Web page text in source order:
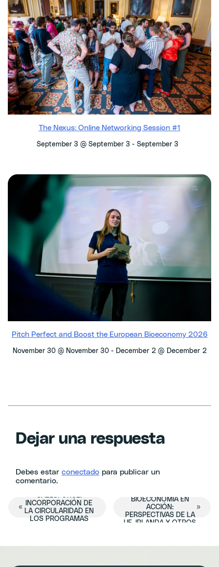
The Nexus: Online Networking Session #1
September 3 @ September 3 - September 3
Pitch Perfect and Boost the European Bioeconomy 2026
November 30 @ November 30- December 2 @ December 2
Dejar una respuesta
Debes estar conectado para publicar un
comentario.
Navegación
«
SALESFORCE:
INCORPORACIÓN DE
LA CIRCULARIDAD EN
LOS PROGRAMAS
BIOECONOMÍA EN
ACCIÓN:
PERSPECTIVAS DE LA
UE, IRLANDA Y OTROS
»